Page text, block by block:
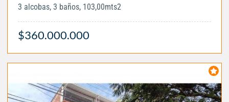
3 alcobas, 3 baños, 103,00mts2
$360.000.000